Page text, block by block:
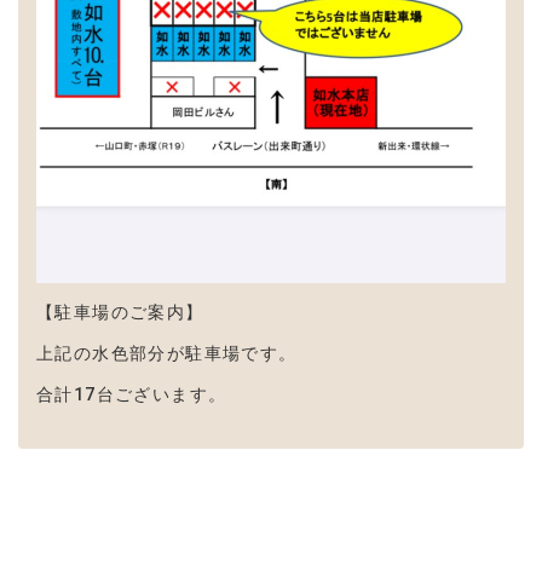
【駐車場のご案内】
上記の水色部分が駐車場です。
合計17台ございます。